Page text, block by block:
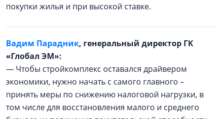
покупки жилья и при высокой ставке.
Вадим Парадник, генеральный директор ГК
«Глобал ЭМ»:
— Чтобы стройкомплекс оставался драйвером
экономики, нужно начать с самого главного –
принять меры по снижению налоговой нагрузки, в
том числе для восстановления малого и среднего